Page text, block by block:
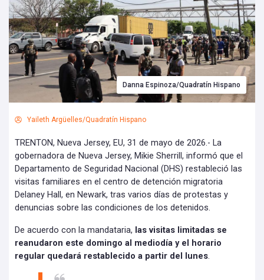
Danna Espinoza/Quadratín Hispano
Yaileth Argüelles/Quadratín Hispano
TRENTON, Nueva Jersey, EU, 31 de mayo de 2026.- La
gobernadora de Nueva Jersey, Mikie Sherrill, informó que el
Departamento de Seguridad Nacional (DHS) restableció las
visitas familiares en el centro de detención migratoria
Delaney Hall, en Newark, tras varios días de protestas y
denuncias sobre las condiciones de los detenidos.
De acuerdo con la mandataria, las visitas limitadas se
reanudaron este domingo al mediodía y el horario
regular quedará restablecido a partir del lunes.